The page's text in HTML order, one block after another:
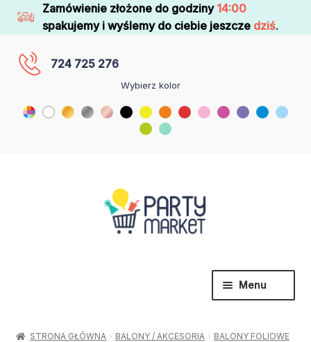
Zamówienie złożone do godziny 14:00
spakujemy i wyślemy do ciebie jeszcze dziś.
724 725 276
Wybierz kolor
Menu
menu
STRONA GŁÓWNA BALONY / AKCESORIA
BALONY FOLIOWE